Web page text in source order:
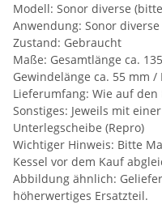
Modell: Sonor diverse
Anwendung: Sonor diverse
Zustand: Gebraucht
Maße: Gesamtlänge ca.
Gewindelänge ca. 55 mm
Lieferumfang: Wie auf den
Sonstiges: Jeweils mit
Unterlegscheibe (Repro)
Wichtiger Hinweis: Bitte
Kessel vor dem Kauf
Abbildung ähnlich:
höherwertiges Ersatzteil.